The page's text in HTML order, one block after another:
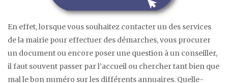
En effet, lorsque vous souhaitez contacter un des services
de la mairie pour effectuer des démarches, vous procurer
un document ou encore poser une question à un conseiller,
il faut souvent passer par l’accueil ou chercher tant bien que
mal le bon numéro sur les différents annuaires. Quelle-